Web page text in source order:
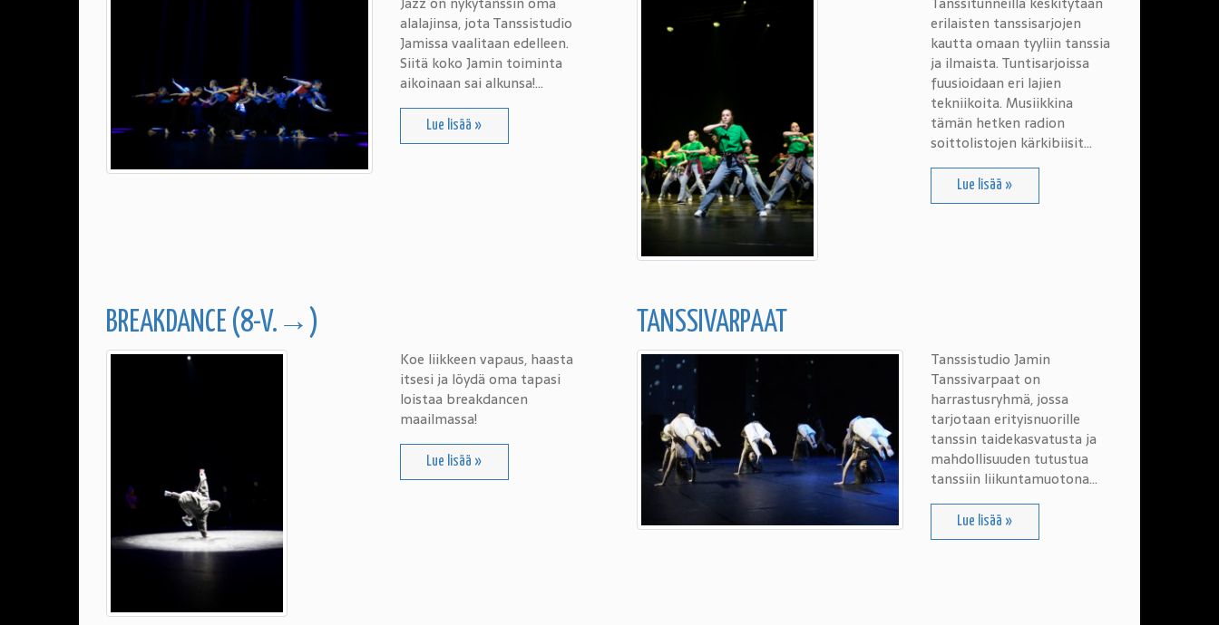
alalajinsa, jota Tanssistudio
Jamissa vaalitaan edelleen.
Siitä koko Jamin toiminta
aikoinaan sai alkunsa!…
Lue lisää »
erilaisten tanssisarjojen
kautta omaan tyyliin tanssia
ja ilmaista. Tuntisarjoissa
fuusioidaan eri lajien
tekniikoita. Musiikkina
tämän hetken radion
soittolistojen kärkibiisit…
Lue lisää »
BREAKDANCE (8-V.→)
Koe liikkeen vapaus, haasta
itsesi ja löydä oma tapasi
loistaa breakdancen
maailmassa!
Lue lisää »
TANSSIVARPAAT
Tanssistudio Jamin
Tanssivarpaat on
harrastusryhmä, jossa
tarjotaan erityisnuorille
tanssin taidekasvatusta ja
mahdollisuuden tutustua
tanssiin liikuntamuotona…
Lue lisää »